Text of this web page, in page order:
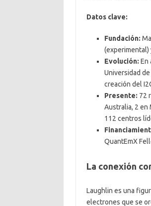
Datos clave:
Fundación:
(experimental)
Evolución: En
Universidad
creación del
Presente: 72
Australia, 2 en
112 centros
QuantEmX
La conexión
Laughlin es una
electrones que se